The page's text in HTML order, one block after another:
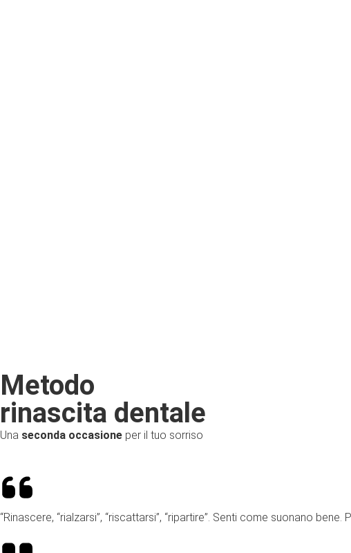
Metodo
rinascita dentale
Una seconda occasione per il tuo sorriso
“Rinascere, “rialzarsi”, “riscattarsi”, “ripartire”. Senti come suonano